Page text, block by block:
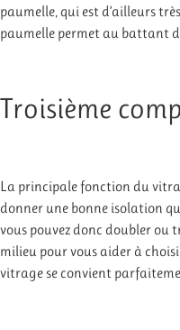
paumelle, qui est d’ailleurs
paumelle permet au battant
Troisième
La principale fonction du
donner une bonne isolation
vous pouvez donc doubler ou
milieu pour vous aider à
vitrage se convient